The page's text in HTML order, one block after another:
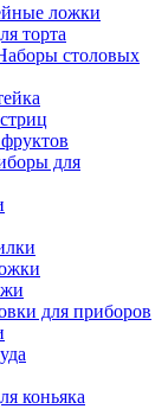
ложки
торта
столовых
для
для приборов
коньяка